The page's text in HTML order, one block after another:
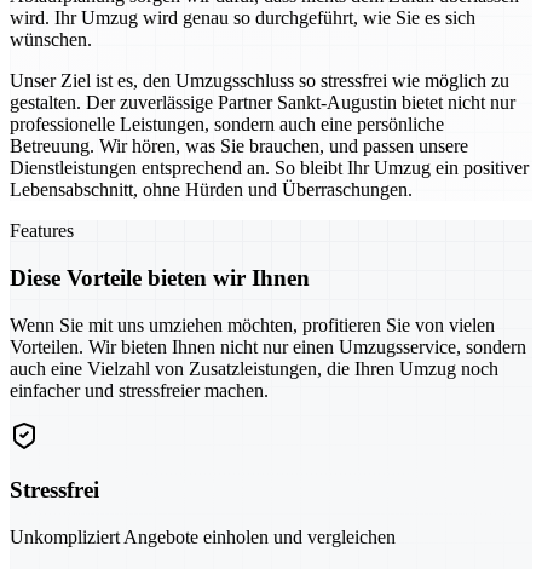
wird. Ihr Umzug wird genau so durchgeführt, wie Sie es sich
wünschen.
Unser Ziel ist es, den Umzugsschluss so stressfrei wie möglich zu
gestalten. Der zuverlässige Partner Sankt-Augustin bietet nicht nur
professionelle Leistungen, sondern auch eine persönliche
Betreuung. Wir hören, was Sie brauchen, und passen unsere
Dienstleistungen entsprechend an. So bleibt Ihr Umzug ein positiver
Lebensabschnitt, ohne Hürden und Überraschungen.
Features
Diese Vorteile bieten wir Ihnen
Wenn Sie mit uns umziehen möchten, profitieren Sie von vielen
Vorteilen. Wir bieten Ihnen nicht nur einen Umzugsservice, sondern
auch eine Vielzahl von Zusatzleistungen, die Ihren Umzug noch
einfacher und stressfreier machen.
Stressfrei
Unkompliziert Angebote einholen und vergleichen